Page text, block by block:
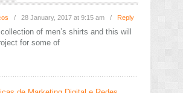
/ 28 January, 2017 at 9:15 am / Reply
collection of men’s shirts and this will
for some of